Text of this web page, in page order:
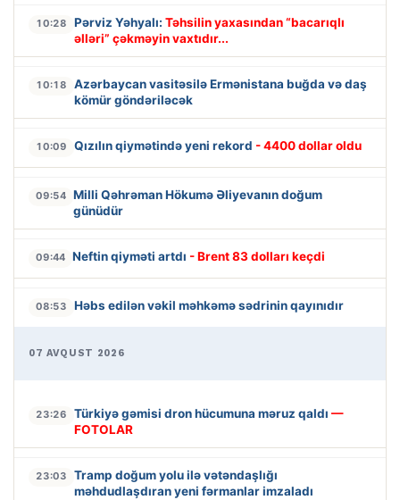
10:28 Pərviz Yəhyalı: Təhsilin yaxasından “bacarıqlı
əlləri” çəkməyin vaxtıdır...
10:18
Azərbaycan vasitəsilə Ermənistana buğda və daş
kömür göndəriləcək
10:09 Qızılın qiymətində yeni rekord - 4400 dollar oldu
09:54 Milli Qəhrəman Hökumə Əliyevanın doğum
günüdür
09:44 Neftin qiyməti artdı - Brent 83 dolları keçdi
08:53 Həbs edilən vəkil məhkəmə sədrinin qayınıdır
07 AVQUST 2026
23:26 Türkiyə gəmisi dron hücumuna məruz qaldı —
FOTOLAR
23:03
Tramp doğum yolu ilə vətəndaşlığı
məhdudlaşdıran yeni fərmanlar imzaladı